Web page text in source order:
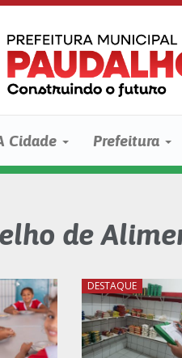
Cidade Prefeitura
de
DESTAQUE